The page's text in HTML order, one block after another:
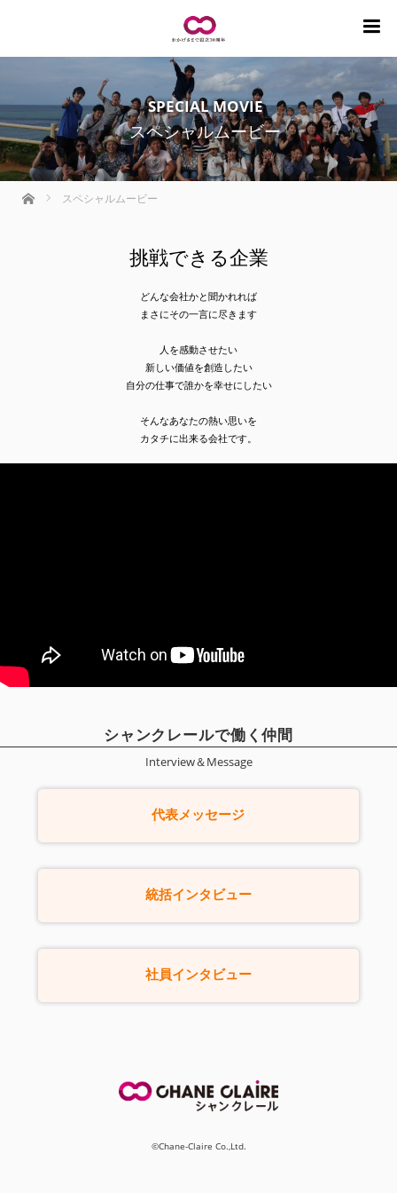
SPECIAL MOVIE
スペシャルムービー
ホーム スペシャルムービー
挑戦できる企業
どんな会社かと聞かれれば
まさにその一言に尽きます
人を感動させたい
新しい価値を創造したい
自分の仕事で誰かを幸せにしたい
そんなあなたの熱い思いを
カタチに出来る会社です。
シャンクレールで働く仲間
Interview＆Message
代表メッセージ
統括インタビュー
社員インタビュー
©Chane-Claire Co.,Ltd.